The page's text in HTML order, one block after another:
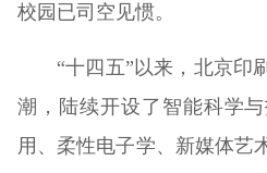
校园已司空见惯。
“十四五”以来，北京印
潮，陆续开设了智能科学
用、柔性电子学、新媒体艺